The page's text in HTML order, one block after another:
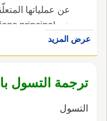
عن عملياتها
هي senior registered options principal.
عرض المزيد
ترجمة التسول
التسول